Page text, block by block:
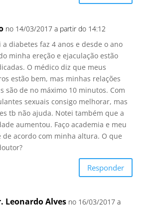
no 14/03/2017 a partir do 14:12
a diabetes faz 4 anos e desde o ano
minha ereção e ejaculação estão
O médico diz que meus
estão bem, mas minhas relações
são de no máximo 10 minutos. Com
sexuais consigo melhorar, mas
tb não ajuda. Notei também que a
aumentou. Faço academia e meu
de acordo com minha altura. O que
Responder
Leonardo Alves no 16/03/2017 a